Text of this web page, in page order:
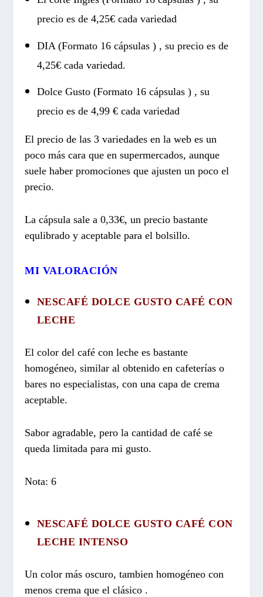
precio es de 4,25€ cada variedad
DIA (Formato 16 cápsulas ) , su precio es de
4,25€ cada variedad.
Dolce Gusto (Formato 16 cápsulas ) , su
precio es de 4,99 € cada variedad
El precio de las 3 variedades en la web es un
poco más cara que en supermercados, aunque
suele haber promociones que ajusten un poco el
precio.
La cápsula sale a 0,33€, un precio bastante
equlibrado y aceptable para el bolsillo.
MI VALORACIÓN
NESCAFÉ DOLCE GUSTO CAFÉ CON
LECHE
El color del café con leche es bastante
homogéneo, similar al obtenido en cafeterías o
bares no especialistas, con una capa de crema
aceptable.
Sabor agradable, pero la cantidad de café se
queda limitada para mi gusto.
Nota: 6
NESCAFÉ DOLCE GUSTO CAFÉ CON
LECHE INTENSO
Un color más oscuro, tambien homogéneo con
menos crema que el clásico .